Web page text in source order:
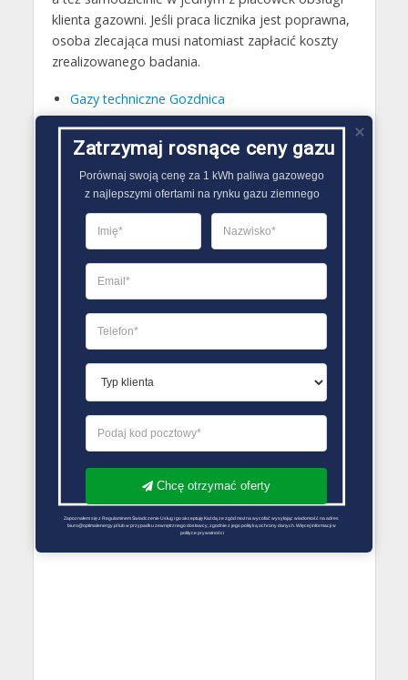
klienta gazowni. Jeśli praca licznika jest poprawna,
osoba zlecająca musi natomiast zapłacić koszty
zrealizowanego badania.
Gazy techniczne Gozdnica
Butle gazowe Gozdnica
Gaz płynny Gozdnica
LPG Gozdnica
Dostawcy gazu Gozdnica
PORÓWNYWARKA OFERT GAZU
Zatrzymaj rosnące ceny gazu
Porównaj swoją cenę za 1 kWh paliwa gazowego
z najlepszymi ofertami na rynku gazu ziemnego
Chcę otrzymać oferty
Zapoznałem się z Regulaminem Świadczenie Usług i go akceptuję Każdą ze zgód można wycofać wysyłając wiadomość na adres
biuro@optimalenergy.pl lub w przypadku zewnętrznego dostawcy, zgodnie z jego polityką ochrony danych. Więcej informacji w
polityce prywatności